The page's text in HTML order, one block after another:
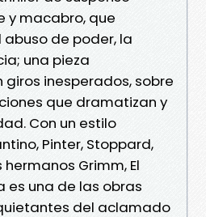
y macabro, que
de poder, la
una pieza
inesperados, sobre
que dramatizan y
Con un estilo
Pinter, Stoppard,
Grimm, El
es una de las obras
del aclamado